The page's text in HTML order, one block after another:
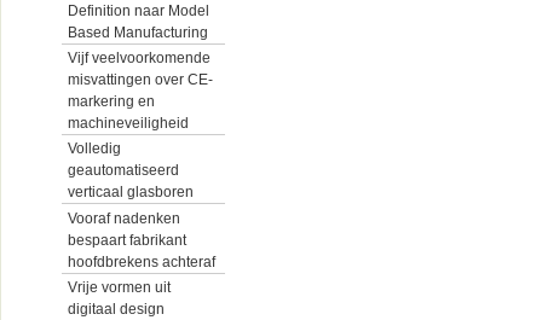
Definition naar Model
Based Manufacturing
Vijf veelvoorkomende
misvattingen over CE-
markering en
machineveiligheid
Volledig
geautomatiseerd
verticaal glasboren
Vooraf nadenken
bespaart fabrikant
hoofdbrekens achteraf
Vrije vormen uit
digitaal design